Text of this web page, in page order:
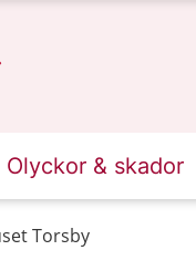
Olyckor & skador
Torsby